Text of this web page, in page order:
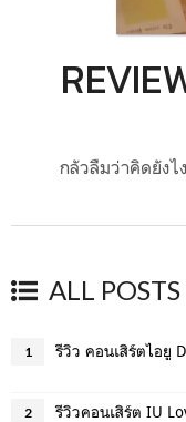
กลัวลืมว่าคิดยังไ
ALL POSTS
1
2 รีวิวคอนเสิร์ต IU